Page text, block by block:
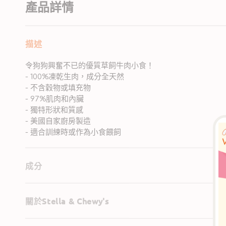
產品詳情
描述
令狗狗興奮不已的優質草飼牛肉小食！
- 100%凍乾生肉，成分全天然
- 不含穀物或填充物
- 97%肌肉和內臟
- 獨特形狀和質感
- 美國自家廚房製造
- 適合訓練時或作為小食餵飼
成分
關於Stella & Chewy's